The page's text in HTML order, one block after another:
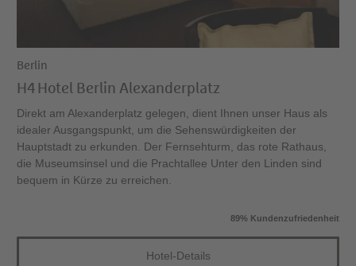
Berlin
H4 Hotel Berlin Alexanderplatz
Direkt am Alexanderplatz gelegen, dient Ihnen unser Haus als
idealer Ausgangspunkt, um die Sehenswürdigkeiten der
Hauptstadt zu erkunden. Der Fernsehturm, das rote Rathaus,
die Museumsinsel und die Prachtallee Unter den Linden sind
bequem in Kürze zu erreichen.
89% Kundenzufriedenheit
Hotel-Details